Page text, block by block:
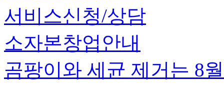
서비스신청/상담
소자본창업안내
곰팡이와 세균 제거는 8